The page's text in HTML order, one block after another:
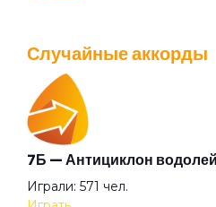
Афанасий Никитин буги
Бабушки
Баста Раста
Перейти
Валентин Стрыкало —
гитары
Случайные аккорды
7Б — Антициклон
Играли: 571 чел.